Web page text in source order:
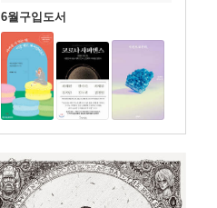
6월구입도서